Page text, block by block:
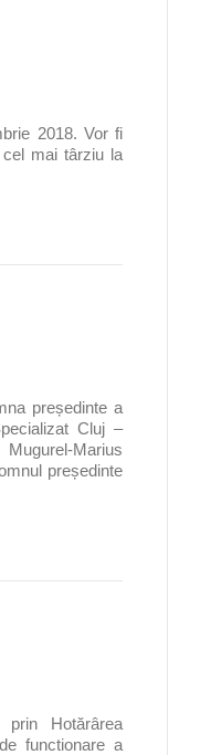
2018. Vor fi
mai târziu la
președinte a
Cluj –
Marius
președinte
prin Hotărârea
functionare a